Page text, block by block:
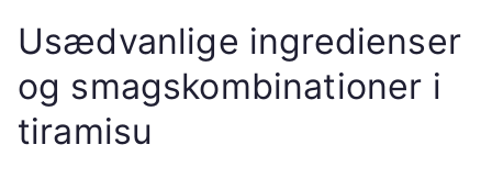
Usædvanlige ingredienser
og smagskombinationer i
tiramisu